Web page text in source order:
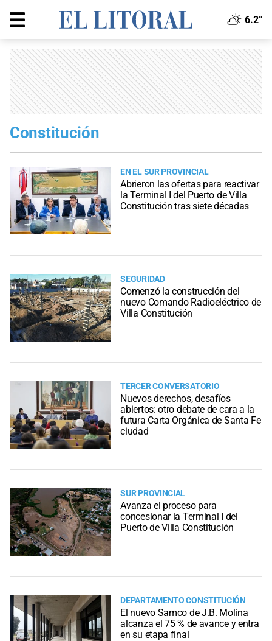
6.2°
Constitución
EN EL SUR PROVINCIAL
Abrieron las ofertas para reactivar
la Terminal I del Puerto de Villa
Constitución tras siete décadas
SEGURIDAD
Comenzó la construcción del
nuevo Comando Radioeléctrico de
Villa Constitución
TERCER CONVERSATORIO
Nuevos derechos, desafíos
abiertos: otro debate de cara a la
futura Carta Orgánica de Santa Fe
ciudad
SUR PROVINCIAL
Avanza el proceso para
concesionar la Terminal I del
Puerto de Villa Constitución
DEPARTAMENTO CONSTITUCIÓN
El nuevo Samco de J.B. Molina
alcanza el 75 % de avance y entra
en su etapa final